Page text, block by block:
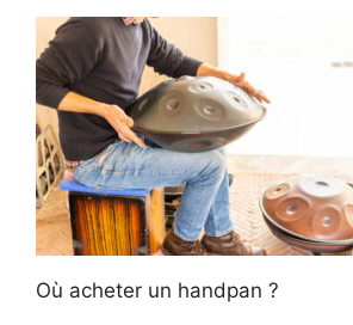
Où acheter un handpan ?